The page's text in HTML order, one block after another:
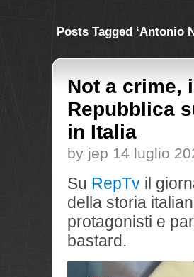
Posts Tagged ‘Antonio
Not a crime,
Repubblica
in Italia
by jep 14 luglio
Su RepTv il
della storia
protagonisti e
bastard.